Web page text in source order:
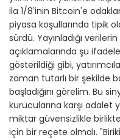
ila 1/8'inin Bitcoin'e
piyasa koşullarında tipik
sürdü. Yayınladığı
açıklamalarında şu
gösterildiği gibi,
zaman tutarlı bir şekilde
başladığını görelim. Bu
kurucularına karşı adalet
miktar güvensizlikle
için bir reçete olmalı.